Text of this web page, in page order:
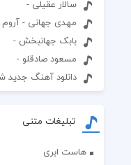
سالار عقیلی -
مهدی جهانی - آروم
بابک جهانبخش -
مسعود صادقلو -
دانلود آهنگ جدید
تبلیغات متنی
هاست ابری